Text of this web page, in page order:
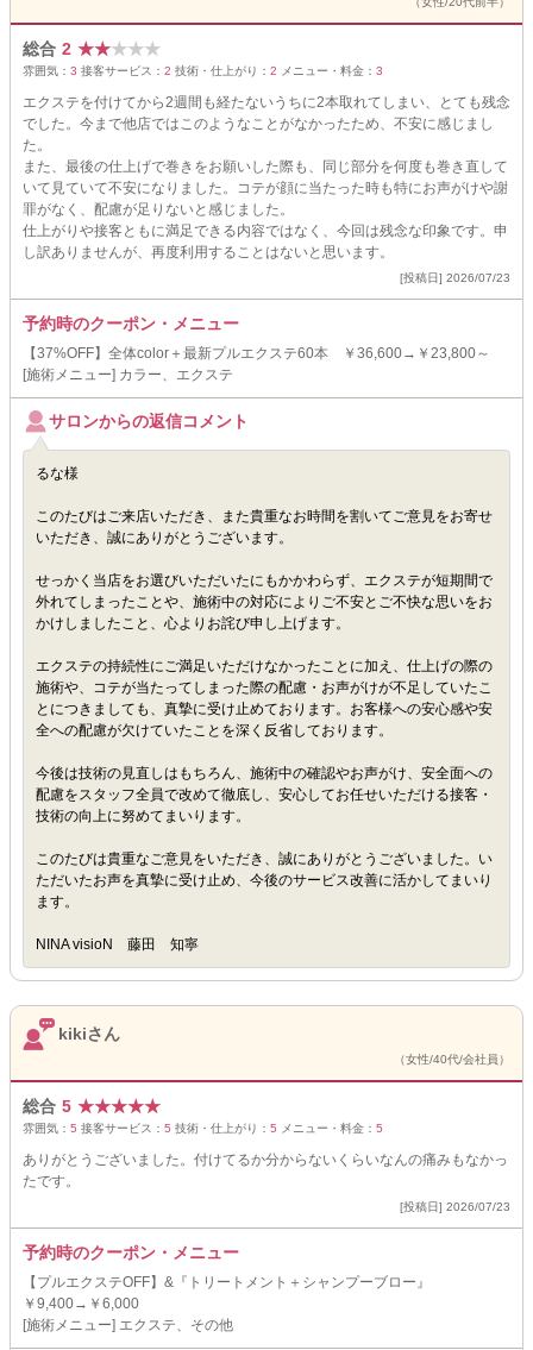
総合 2 ★★★★★
雰囲気： 3 接客サービス： 2 技術・仕上がり： 2 メニュー・料金： 3
エクステを付けてから2週間も経たないうちに2本取れてしまい、とても残念
でした。今まで他店ではこのようなことがなかったため、不安に感じまし
た。
また、最後の仕上げで巻きをお願いした際も、同じ部分を何度も巻き直して
いて見ていて不安になりました。コテが顔に当たった時も特にお声がけや謝
罪がなく、配慮が足りないと感じました。
仕上がりや接客ともに満足できる内容ではなく、今回は残念な印象です。申
し訳ありませんが、再度利用することはないと思います。
[投稿日] 2026/07/23
予約時のクーポン・メニュー
【37%OFF】全体color＋最新プルエクステ60本 ￥36,600→￥23,800～
[施術メニュー] カラー、エクステ
サロンからの返信コメント
るな様
このたびはご来店いただき、また貴重なお時間を割いてご意見をお寄せ
いただき、誠にありがとうございます。
せっかく当店をお選びいただいたにもかかわらず、エクステが短期間で
外れてしまったことや、施術中の対応によりご不安とご不快な思いをお
かけしましたこと、心よりお詫び申し上げます。
エクステの持続性にご満足いただけなかったことに加え、仕上げの際の
施術や、コテが当たってしまった際の配慮・お声がけが不足していたこ
とにつきましても、真摯に受け止めております。お客様への安心感や安
全への配慮が欠けていたことを深く反省しております。
今後は技術の見直しはもちろん、施術中の確認やお声がけ、安全面への
配慮をスタッフ全員で改めて徹底し、安心してお任せいただける接客・
技術の向上に努めてまいります。
このたびは貴重なご意見をいただき、誠にありがとうございました。い
ただいたお声を真摯に受け止め、今後のサービス改善に活かしてまいり
ます。
NINA visioN 藤田 知寧
kikiさん
（女性/40代/会社員）
総合 5 ★★★★★
雰囲気： 5 接客サービス： 5 技術・仕上がり： 5 メニュー・料金： 5
ありがとうございました。付けてるか分からないくらいなんの痛みもなかっ
たです。
[投稿日] 2026/07/23
予約時のクーポン・メニュー
【プルエクステOFF】&『トリートメント＋シャンプーブロー』
￥9,400→￥6,000
[施術メニュー] エクステ、その他